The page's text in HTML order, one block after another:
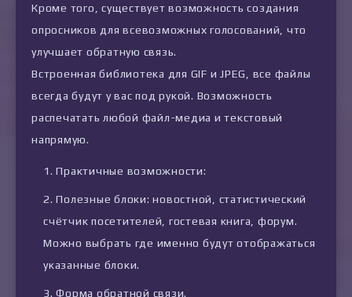
Кроме того, существует возможность создания
опросников для всевозможных голосований, что
улучшает обратную связь.
Встроенная библиотека для GIF и JPEG, все файлы
всегда будут у вас под рукой. Возможность
распечатать любой файл-медиа и текстовый
напрямую.
Практичные возможности:
Полезные блоки: новостной, статистический
счётчик посетителей, гостевая книга, форум.
Можно выбрать где именно будут отображаться
указанные блоки.
Форма обратной связи.